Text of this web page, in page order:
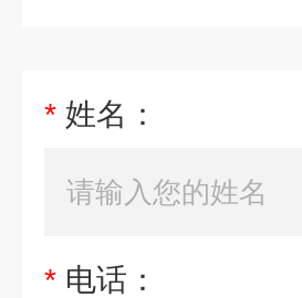
* 姓名：
* 电话：